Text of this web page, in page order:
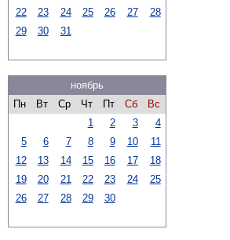
22
23 24 25 26 27
28
29
30 31
ноябрь
Пн
Вт Ср Чт Пт Сб
Вс
1
2 3
4
5
6 7 8 9 10
11
12
13 14 15 16 17
18
19
20 21 22 23 24
25
26
27 28 29 30